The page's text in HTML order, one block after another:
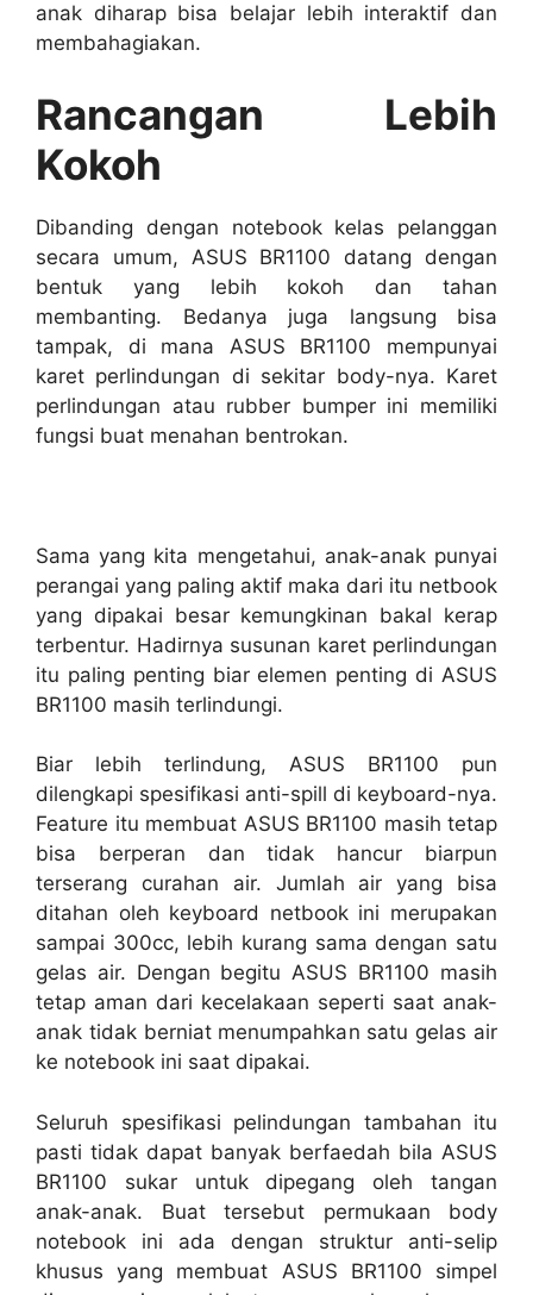
anak diharap bisa belajar lebih interaktif dan
membahagiakan.
Rancangan Lebih
Kokoh
Dibanding dengan notebook kelas pelanggan
secara umum, ASUS BR1100 datang dengan
bentuk yang lebih kokoh dan tahan
membanting. Bedanya juga langsung bisa
tampak, di mana ASUS BR1100 mempunyai
karet perlindungan di sekitar body-nya. Karet
perlindungan atau rubber bumper ini memiliki
fungsi buat menahan bentrokan.
Sama yang kita mengetahui, anak-anak punyai
perangai yang paling aktif maka dari itu netbook
yang dipakai besar kemungkinan bakal kerap
terbentur. Hadirnya susunan karet perlindungan
itu paling penting biar elemen penting di ASUS
BR1100 masih terlindungi.
Biar lebih terlindung, ASUS BR1100 pun
dilengkapi spesifikasi anti-spill di keyboard-nya.
Feature itu membuat ASUS BR1100 masih tetap
bisa berperan dan tidak hancur biarpun
terserang curahan air. Jumlah air yang bisa
ditahan oleh keyboard netbook ini merupakan
sampai 300cc, lebih kurang sama dengan satu
gelas air. Dengan begitu ASUS BR1100 masih
tetap aman dari kecelakaan seperti saat anak-
anak tidak berniat menumpahkan satu gelas air
ke notebook ini saat dipakai.
Seluruh spesifikasi pelindungan tambahan itu
pasti tidak dapat banyak berfaedah bila ASUS
BR1100 sukar untuk dipegang oleh tangan
anak-anak. Buat tersebut permukaan body
notebook ini ada dengan struktur anti-selip
khusus yang membuat ASUS BR1100 simpel